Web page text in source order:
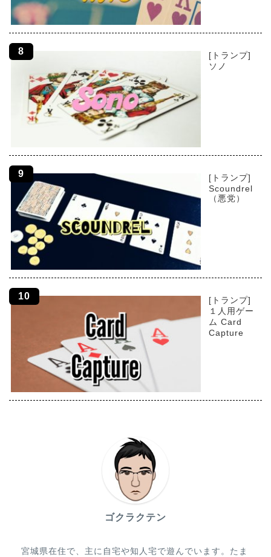
[トランプ]
ソノ
[トランプ]
Scoundrel
（悪党）
[トランプ]
１人用ゲー
ム Card
Capture
ゴクラクテン
宮城県在住で、主に自宅や知人宅で遊んでいます。たま